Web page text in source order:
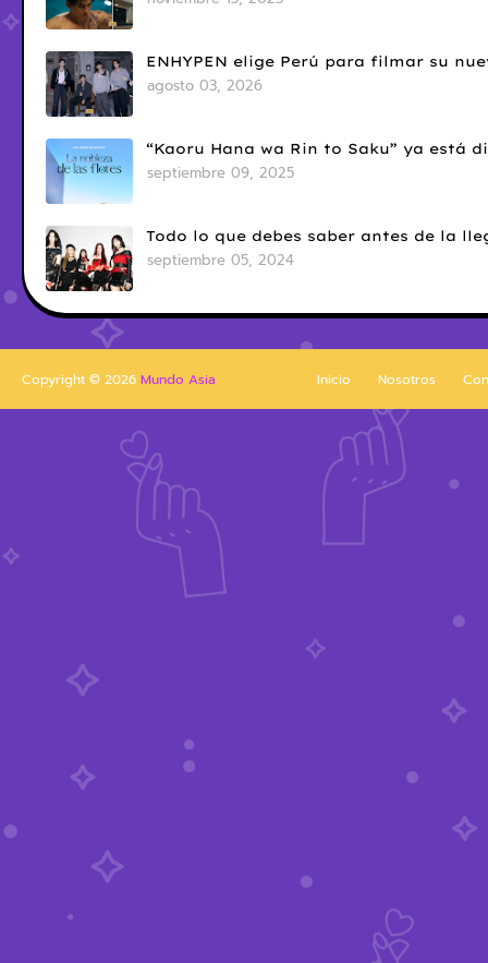
ENHYPEN elige Perú para filmar su
agosto 03, 2026
“Kaoru Hana wa Rin to Saku” ya está
septiembre 09, 2025
Todo lo que debes saber antes de la
septiembre 05, 2024
Inicio Nosotros
Copyright © 2026 Mundo Asia